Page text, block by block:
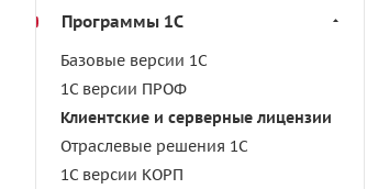
Программы 1С
Базовые версии 1С
1С версии ПРОФ
Клиентские и серверные лицензии
Отраслевые решения 1С
1С версии КОРП